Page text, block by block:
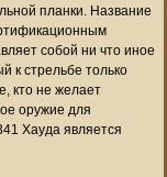
планки. Название
собой ни что иное
к стрельбе только
кто не желает
оружие для
Хауда является